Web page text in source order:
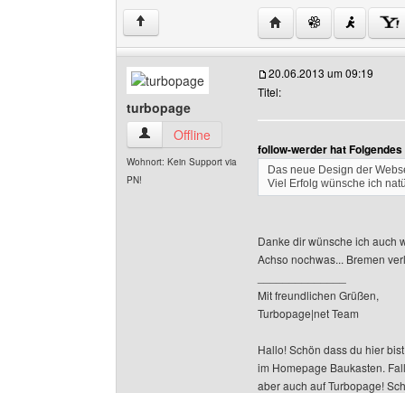
↑ Website dieses
turbopage
turbopage Benutzer-Profile anzeigen
Offline
Wohnort: Kein Support via
PN!
20.06.2013 um 09:19
Titel:
follow-werder hat
Das neue Design der
Viel Erfolg wünsche ich
Danke dir wünsche ich auch
Achso nochwas... Bremen
Mit freundlichen Grüßen,
Turbopage|net Team
Hallo! Schön dass du hier
im Homepage Baukasten.
aber auch auf Turbopage!